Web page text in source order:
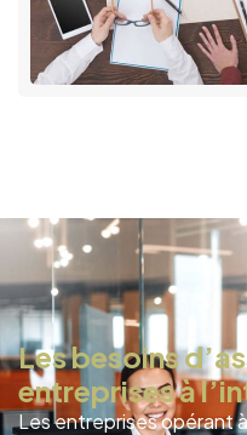
Les besoins
entreprises à
Les entreprises opérant